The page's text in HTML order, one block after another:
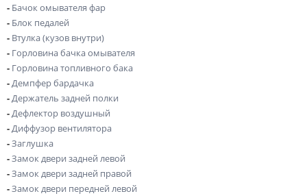
- Бачок омывателя фар
- Блок педалей
- Втулка (кузов внутри)
- Горловина бачка омывателя
- Горловина топливного бака
- Демпфер бардачка
- Держатель задней полки
- Дефлектор воздушный
- Диффузор вентилятора
-Заглушка
-Замок двери задней левой
-Замок двери задней правой
-Замок двери передней левой